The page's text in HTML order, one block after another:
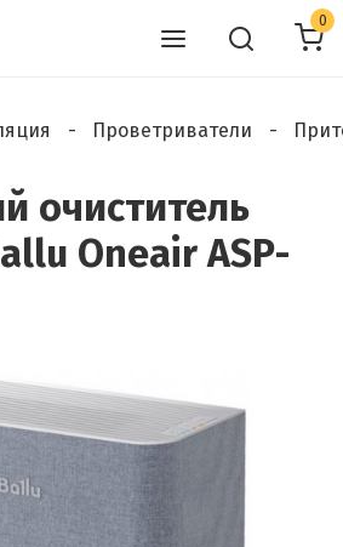
0
Проветриватели
очиститель
Oneair ASP-